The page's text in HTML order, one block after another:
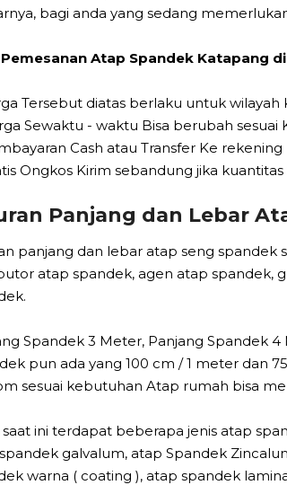
bagi anda yang sedang
Pemesanan Atap Spandek Katapang
Tersebut diatas berlaku untuk
Sewaktu - waktu Bisa berubah sesuai
Cash atau Transfer Ke
Ongkos Kirim sebandung jika kuantitas
Panjang dan Lebar
panjang dan lebar atap seng spandek
atap spandek, agen atap spandek,
Spandek 3 Meter, Panjang Spandek
pun ada yang 100 cm / 1 meter dan
sesuai kebutuhan Atap rumah bisa
saat ini terdapat beberapa jenis atap
galvalum, atap Spandek
warna ( coating ), atap spandek